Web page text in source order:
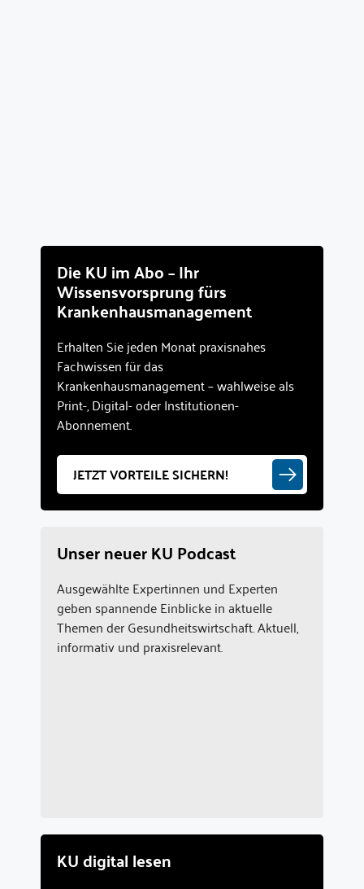
Die KU im Abo – Ihr
Wissensvorsprung fürs
Krankenhausmanagement
Erhalten Sie jeden Monat praxisnahes
Fachwissen für das
Krankenhausmanagement – wahlweise als
Print-, Digital- oder Institutionen-
Abonnement.
JETZT VORTEILE SICHERN!
Unser neuer KU Podcast
Ausgewählte Expertinnen und Experten
geben spannende Einblicke in aktuelle
Themen der Gesundheitswirtschaft. Aktuell,
informativ und praxisrelevant.
KU digital lesen